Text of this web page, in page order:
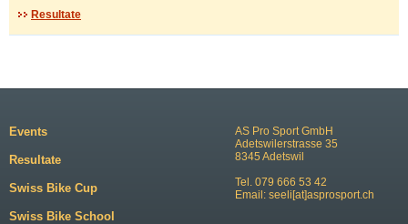
Resultate
AS Pro Sport GmbH
Adetswilerstrasse 35
8345 Adetswil
Tel. 079 666 53 42
Email: seeli[at]asprosport.ch
Events
Resultate
Swiss Bike Cup
Swiss Bike School